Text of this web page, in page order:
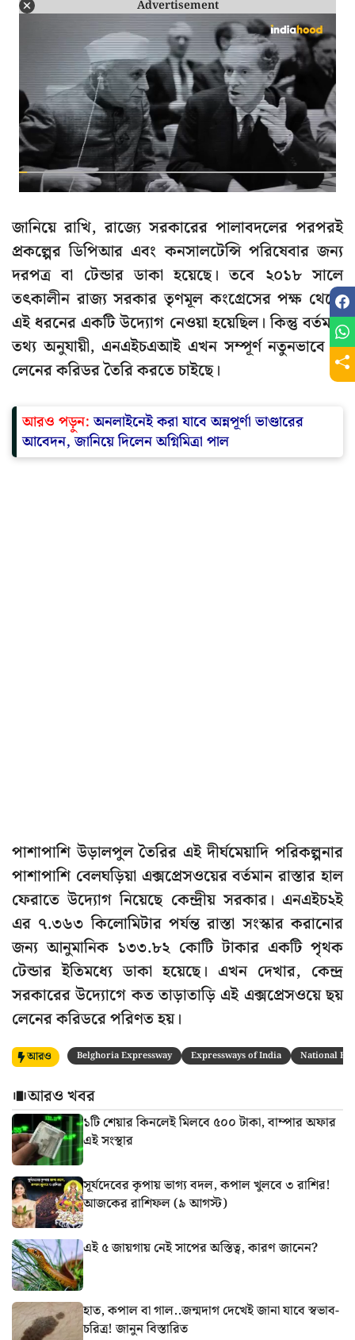
Advertisement
জানিয়ে রাখি, রাজ্যে সরকারের পালাবদলের পরপরই
প্রকল্পের ডিপিআর এবং কনসালটেন্সি পরিষেবার জন্য
দরপত্র বা টেন্ডার ডাকা হয়েছে। তবে ২০১৮ সালে
তৎকালীন রাজ্য সরকার তৃণমূল কংগ্রেসের পক্ষ থেকে
এই ধরনের একটি উদ্যোগ নেওয়া হয়েছিল। কিন্তু বর্তমান
তথ্য অনুযায়ী, এনএইচএআই এখন সম্পূর্ণ নতুনভাবে ৬
লেনের করিডর তৈরি করতে চাইছে।
আরও পড়ুন:অনলাইনেই করা যাবে অন্নপূর্ণা ভাণ্ডারের
আবেদন, জানিয়ে দিলেন অগ্নিমিত্রা পাল
পাশাপাশি উড়ালপুল তৈরির এই দীর্ঘমেয়াদি পরিকল্পনার
পাশাপাশি বেলঘড়িয়া এক্সপ্রেসওয়ের বর্তমান রাস্তার হাল
ফেরাতে উদ্যোগ নিয়েছে কেন্দ্রীয় সরকার। এনএইচ২ই
এর ৭.৩৬৩ কিলোমিটার পর্যন্ত রাস্তা সংস্কার করানোর
জন্য আনুমানিক ১৩৩.৮২ কোটি টাকার একটি পৃথক
টেন্ডার ইতিমধ্যে ডাকা হয়েছে। এখন দেখার, কেন্দ্র
সরকারের উদ্যোগে কত তাড়াতাড়ি এই এক্সপ্রেসওয়ে ছয়
লেনের করিডরে পরিণত হয়।
আরও Belghoria Expressway Expressways of India National
আরও খবর
১টি শেয়ার কিনলেই মিলবে ৫০০ টাকা, বাম্পার অফার
এই সংস্থার
সূর্যদেবের কৃপায় ভাগ্য বদল, কপাল খুলবে ৩ রাশির!
আজকের রাশিফল (৯ আগস্ট)
এই ৫ জায়গায় নেই সাপের অস্তিত্ব, কারণ জানেন?
হাত, কপাল বা গাল..জন্মদাগ দেখেই জানা যাবে স্বভাব-
চরিত্র! জানুন বিস্তারিত